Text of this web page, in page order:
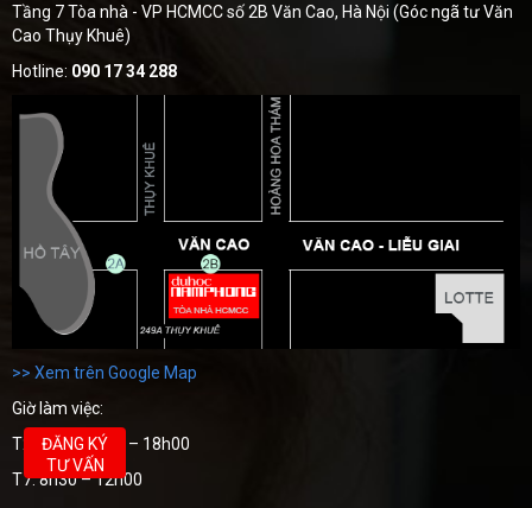
Tầng 7 Tòa nhà - VP HCMCC số 2B Văn Cao, Hà Nội (Góc ngã tư Văn
Cao Thụy Khuê)
Hotline: 090 17 34 288
>> Xem trên Google Map
Giờ làm việc:
T2 – T6: 08h30 – 18h00
T7: 8h30 – 12h00
ĐĂNG KÝ
TƯ VẤN